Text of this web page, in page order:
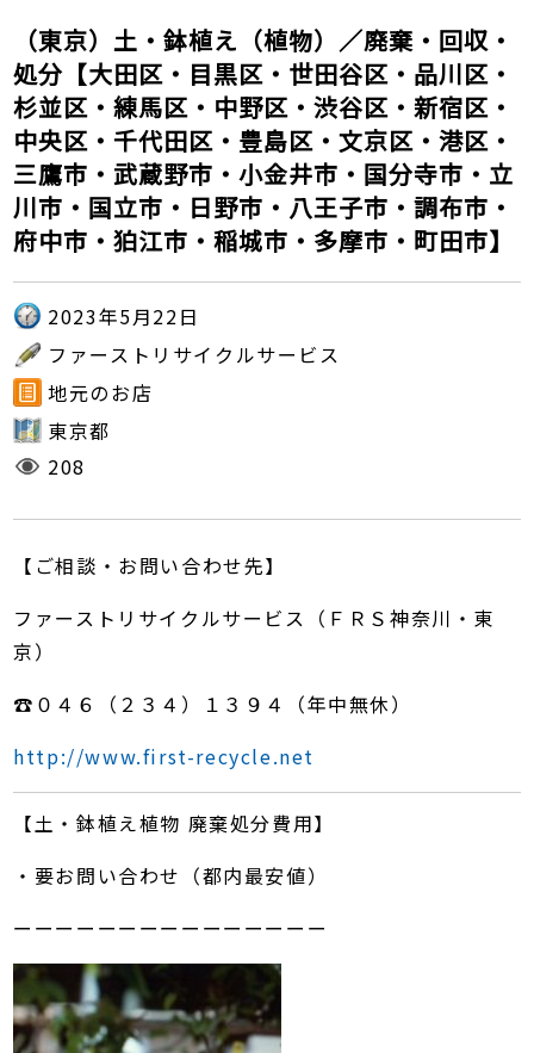
（東京）土・鉢植え（植物）／廃棄・回収・
処分【大田区・目黒区・世田谷区・品川区・
杉並区・練馬区・中野区・渋谷区・新宿区・
中央区・千代田区・豊島区・文京区・港区・
三鷹市・武蔵野市・小金井市・国分寺市・立
川市・国立市・日野市・八王子市・調布市・
府中市・狛江市・稲城市・多摩市・町田市】
2023年5月22日
ファーストリサイクルサービス
地元のお店
東京都
208
【ご相談・お問い合わせ先】
ファーストリサイクルサービス（ＦＲＳ神奈川・東
京）
☎０４６（２３４）１３９４（年中無休）
http://www.first-recycle.net
【土・鉢植え植物 廃棄処分費用】
・要お問い合わせ（都内最安値）
ーーーーーーーーーーーーーーー